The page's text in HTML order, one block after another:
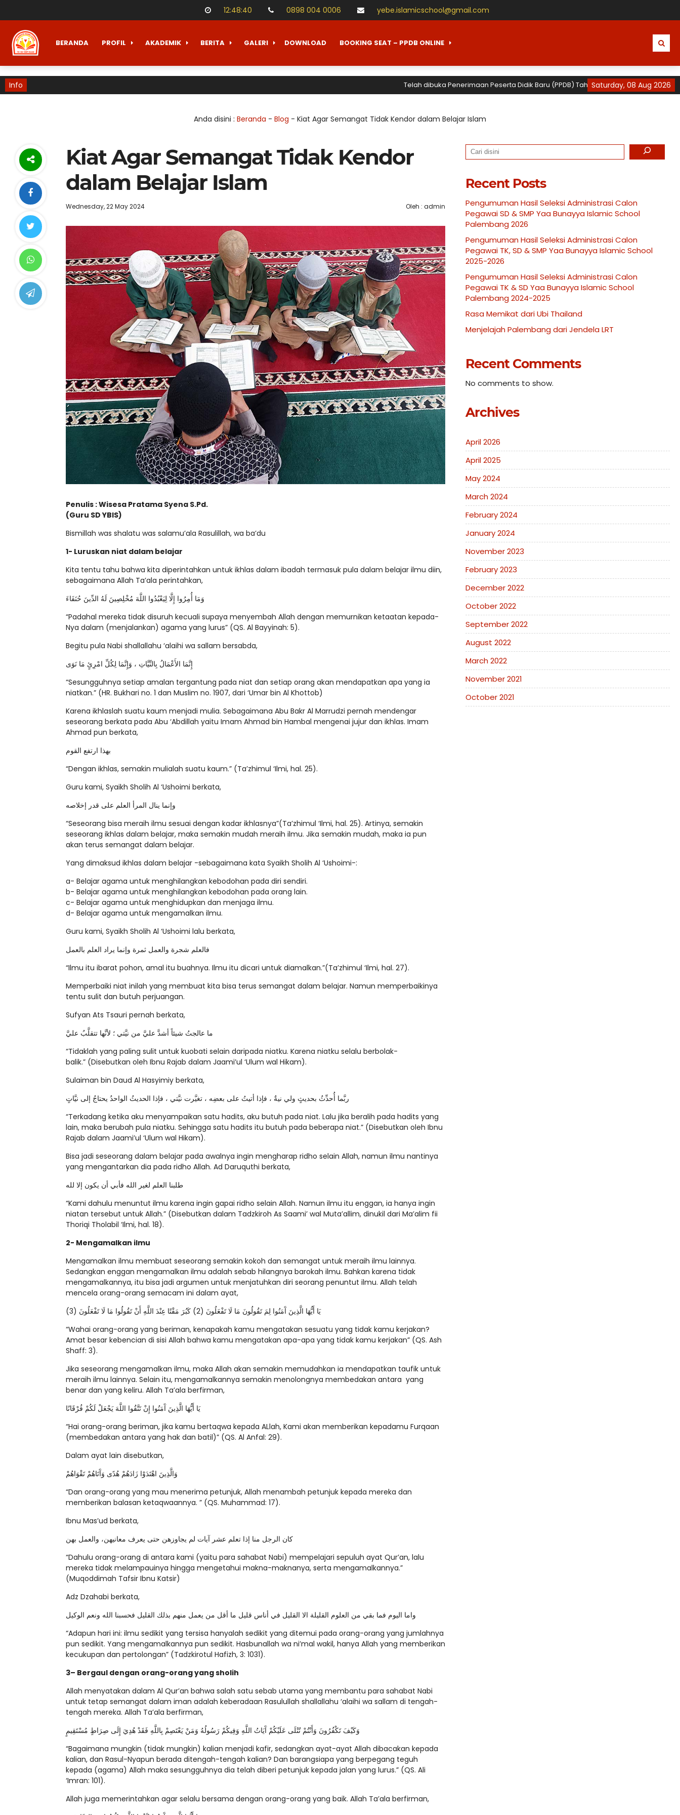
12:48:41 0898 004 0006 yebe.islamicschool@gmail.com
BERANDA PROFIL AKADEMIK BERITA GALERI DOWNLOAD BOOKING SEAT – PPDB ONLINE
Info Saturday, 08 Aug 2026
Telah dibuka Penerimaan Peserta Didik Baru (PPDB) Tahun Ajaran 2026 / 2027 untuk TK,
Anda disini : Beranda - Blog - Kiat Agar Semangat Tidak Kendor dalam Belajar Islam
Kiat Agar Semangat Tidak Kendor
dalam Belajar Islam
Wednesday, 22 May 2024 Oleh : admin
Penulis : Wisesa Pratama Syena S.Pd.
(Guru SD YBIS)
Bismillah was shalatu was salamu’ala Rasulillah, wa ba’du
1- Luruskan niat dalam belajar
Kita tentu tahu bahwa kita diperintahkan untuk ikhlas dalam ibadah termasuk pula dalam belajar ilmu diin,
sebagaimana Allah Ta’ala perintahkan,
وَمَا أُمِرُوا إِلَّا لِيَعْبُدُوا اللَّهَ مُخْلِصِينَ لَهُ الدِّينَ حُنَفَاءَ
“Padahal mereka tidak disuruh kecuali supaya menyembah Allah dengan memurnikan ketaatan kepada-
Nya dalam (menjalankan) agama yang lurus” (QS. Al Bayyinah: 5).
Begitu pula Nabi shallallahu ‘alaihi wa sallam bersabda,
إِنَّمَا الأَعْمَالُ بِالنِّيَّاتِ ، وَإِنَّمَا لِكُلِّ امْرِئٍ مَا نَوَى
“Sesungguhnya setiap amalan tergantung pada niat dan setiap orang akan mendapatkan apa yang ia
niatkan.” (HR. Bukhari no. 1 dan Muslim no. 1907, dari ‘Umar bin Al Khottob)
Karena ikhlaslah suatu kaum menjadi mulia. Sebagaimana Abu Bakr Al Marrudzi pernah mendengar
seseorang berkata pada Abu ‘Abdillah yaitu Imam Ahmad bin Hambal mengenai jujur dan ikhlas. Imam
Ahmad pun berkata,
بهذا ارتفع القوم
“Dengan ikhlas, semakin mulialah suatu kaum.” (Ta’zhimul ‘Ilmi, hal. 25).
Guru kami, Syaikh Sholih Al ‘Ushoimi berkata,
وإنما ينال المرأ العلم على قدر إخلاصه
“Seseorang bisa meraih ilmu sesuai dengan kadar ikhlasnya”(Ta’zhimul ‘Ilmi, hal. 25). Artinya, semakin
seseorang ikhlas dalam belajar, maka semakin mudah meraih ilmu. Jika semakin mudah, maka ia pun
akan terus semangat dalam belajar.
Yang dimaksud ikhlas dalam belajar -sebagaimana kata Syaikh Sholih Al ‘Ushoimi-:
a- Belajar agama untuk menghilangkan kebodohan pada diri sendiri.
b- Belajar agama untuk menghilangkan kebodohan pada orang lain.
c- Belajar agama untuk menghidupkan dan menjaga ilmu.
d- Belajar agama untuk mengamalkan ilmu.
Guru kami, Syaikh Sholih Al ‘Ushoimi lalu berkata,
فالعلم شجرة والعمل ثمرة وإنما يراد العلم بالعمل
“Ilmu itu ibarat pohon, amal itu buahnya. Ilmu itu dicari untuk diamalkan.”(Ta’zhimul ‘Ilmi, hal. 27).
Memperbaiki niat inilah yang membuat kita bisa terus semangat dalam belajar. Namun memperbaikinya
tentu sulit dan butuh perjuangan.
Sufyan Ats Tsauri pernah berkata,
ما عالجتُ شيئاً أشدَّ عليَّ من نيَّتي ؛ لأنَّها تتقلَّبُ عليَّ
“Tidaklah yang paling sulit untuk kuobati selain daripada niatku. Karena niatku selalu berbolak-
balik.” (Disebutkan oleh Ibnu Rajab dalam Jaami’ul ‘Ulum wal Hikam).
Sulaiman bin Daud Al Hasyimiy berkata,
ربَّما أُحدِّثُ بحديثٍ ولي نيةٌ ، فإذا أتيتُ على بعضِه ، تغيَّرت نيَّتي ، فإذا الحديثُ الواحدُ يحتاجُ إلى نيَّاتٍ
“Terkadang ketika aku menyampaikan satu hadits, aku butuh pada niat. Lalu jika beralih pada hadits yang
lain, maka berubah pula niatku. Sehingga satu hadits itu butuh pada beberapa niat.” (Disebutkan oleh Ibnu
Rajab dalam Jaami’ul ‘Ulum wal Hikam).
Bisa jadi seseorang dalam belajar pada awalnya ingin mengharap ridho selain Allah, namun ilmu nantinya
yang mengantarkan dia pada ridho Allah. Ad Daruquthi berkata,
طلبنا العلم لغير الله فأبي أن يكون إلا لله
“Kami dahulu menuntut ilmu karena ingin gapai ridho selain Allah. Namun ilmu itu enggan, ia hanya ingin
niatan tersebut untuk Allah.” (Disebutkan dalam Tadzkiroh As Saami’ wal Muta’allim, dinukil dari Ma’alim fii
Thoriqi Tholabil ‘Ilmi, hal. 18).
2- Mengamalkan ilmu
Mengamalkan ilmu membuat seseorang semakin kokoh dan semangat untuk meraih ilmu lainnya.
Sedangkan enggan mengamalkan ilmu adalah sebab hilangnya barokah ilmu. Bahkan karena tidak
mengamalkannya, itu bisa jadi argumen untuk menjatuhkan diri seorang penuntut ilmu. Allah telah
mencela orang-orang semacam ini dalam ayat,
يَا أَيُّهَا الَّذِينَ آَمَنُوا لِمَ تَقُولُونَ مَا لَا تَفْعَلُونَ (2) كَبُرَ مَقْتًا عِنْدَ اللَّهِ أَنْ تَقُولُوا مَا لَا تَفْعَلُونَ (3)
“Wahai orang-orang yang beriman, kenapakah kamu mengatakan sesuatu yang tidak kamu kerjakan?
Amat besar kebencian di sisi Allah bahwa kamu mengatakan apa-apa yang tidak kamu kerjakan” (QS. Ash
Shaff: 3).
Jika seseorang mengamalkan ilmu, maka Allah akan semakin memudahkan ia mendapatkan taufik untuk
meraih ilmu lainnya. Selain itu, mengamalkannya semakin menolongnya membedakan antara yang
benar dan yang keliru. Allah Ta’ala berfirman,
يَا أَيُّهَا الَّذِينَ آَمَنُوا إِنْ تَتَّقُوا اللَّهَ يَجْعَلْ لَكُمْ فُرْقَانًا
“Hai orang-orang beriman, jika kamu bertaqwa kepada ALlah, Kami akan memberikan kepadamu Furqaan
(membedakan antara yang hak dan batil)” (QS. Al Anfal: 29).
Dalam ayat lain disebutkan,
وَالَّذِينَ اهْتَدَوْا زَادَهُمْ هُدًى وَآَتَاهُمْ تَقْوَاهُمْ
“Dan orang-orang yang mau menerima petunjuk, Allah menambah petunjuk kepada mereka dan
memberikan balasan ketaqwaannya. ” (QS. Muhammad: 17).
Ibnu Mas’ud berkata,
كان الرجل منا إذا تعلم عشر آيات لم يجاوزهن حتى يعرف معانيهن، والعمل بهن
“Dahulu orang-orang di antara kami (yaitu para sahabat Nabi) mempelajari sepuluh ayat Qur’an, lalu
mereka tidak melampauinya hingga mengetahui makna-maknanya, serta mengamalkannya.”
(Muqoddimah Tafsir Ibnu Katsir)
Adz Dzahabi berkata,
واما اليوم فما بقي من العلوم القليلة الا القليل في أناس قليل ما أقل من يعمل منهم بذلك القليل فحسبنا الله ونعم الوكيل
“Adapun hari ini: ilmu sedikit yang tersisa hanyalah sedikit yang ditemui pada orang-orang yang jumlahnya
pun sedikit. Yang mengamalkannya pun sedikit. Hasbunallah wa ni’mal wakil, hanya Allah yang memberikan
kecukupan dan pertolongan” (Tadzkirotul Hafizh, 3: 1031).
3– Bergaul dengan orang-orang yang sholih
Allah menyatakan dalam Al Qur’an bahwa salah satu sebab utama yang membantu para sahabat Nabi
untuk tetap semangat dalam iman adalah keberadaan Rasulullah shallallahu ‘alaihi wa sallam di tengah-
tengah mereka. Allah Ta’ala berfirman,
وَكَيْفَ تَكْفُرُونَ وَأَنْتُمْ تُتْلَى عَلَيْكُمْ آَيَاتُ اللَّهِ وَفِيكُمْ رَسُولُهُ وَمَنْ يَعْتَصِمْ بِاللَّهِ فَقَدْ هُدِيَ إِلَى صِرَاطٍ مُسْتَقِيمٍ
“Bagaimana mungkin (tidak mungkin) kalian menjadi kafir, sedangkan ayat-ayat Allah dibacakan kepada
kalian, dan Rasul-Nyapun berada ditengah-tengah kalian? Dan barangsiapa yang berpegang teguh
kepada (agama) Allah maka sesungguhnya dia telah diberi petunjuk kepada jalan yang lurus.” (QS. Ali
‘Imran: 101).
Allah juga memerintahkan agar selalu bersama dengan orang-orang yang baik. Allah Ta’ala berfirman,
Search
Recent Posts
Pengumuman Hasil Seleksi Administrasi Calon
Pegawai SD & SMP Yaa Bunayya Islamic School
Palembang 2026
Pengumuman Hasil Seleksi Administrasi Calon
Pegawai TK, SD & SMP Yaa Bunayya Islamic School
2025-2026
Pengumuman Hasil Seleksi Administrasi Calon
Pegawai TK & SD Yaa Bunayya Islamic School
Palembang 2024-2025
Rasa Memikat dari Ubi Thailand
Menjelajah Palembang dari Jendela LRT
Recent Comments
No comments to show.
Archives
April 2026
April 2025
May 2024
March 2024
February 2024
January 2024
November 2023
February 2023
December 2022
October 2022
September 2022
August 2022
March 2022
November 2021
October 2021